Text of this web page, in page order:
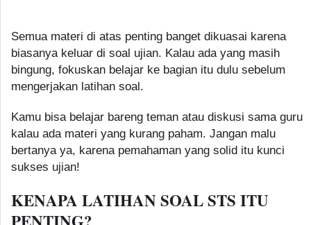
Semua materi di atas penting banget dikuasai karena
biasanya keluar di soal ujian. Kalau ada yang masih
bingung, fokuskan belajar ke bagian itu dulu sebelum
mengerjakan latihan soal.
Kamu bisa belajar bareng teman atau diskusi sama guru
kalau ada materi yang kurang paham. Jangan malu
bertanya ya, karena pemahaman yang solid itu kunci
sukses ujian!
KENAPA LATIHAN SOAL STS ITU